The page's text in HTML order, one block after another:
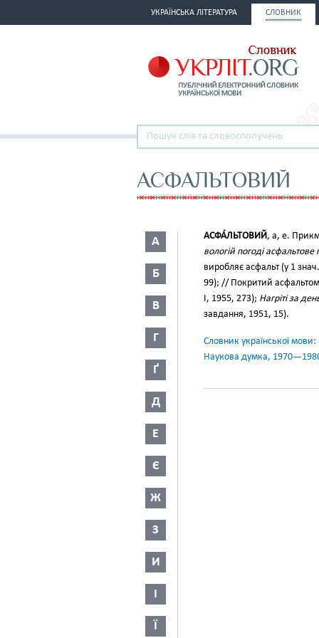
УКРАЇНСЬКА ЛІТЕРАТУРА СЛОВНИК
АСФАЛЬТОВИЙ
А
Б
В
Г
Ґ
Д
Е
Є
Ж
З
И
І
Ї
АСФА́ЛЬТОВИЙ, а, е.
вологій погоді
виробляє асфальт (у 1
99); // Покритий
І, 1955, 273); Нагріті за
завдання, 1951, 15).
Словник української
Наукова думка,